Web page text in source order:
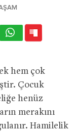
hem çok
Çocuk
henüz
merakını
Hamilelik